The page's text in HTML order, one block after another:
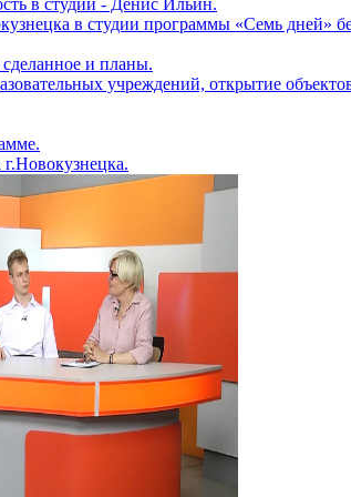
в студии - Денис Ильин.
в студии программы «Семь дней»
и планы.
учреждений, открытие